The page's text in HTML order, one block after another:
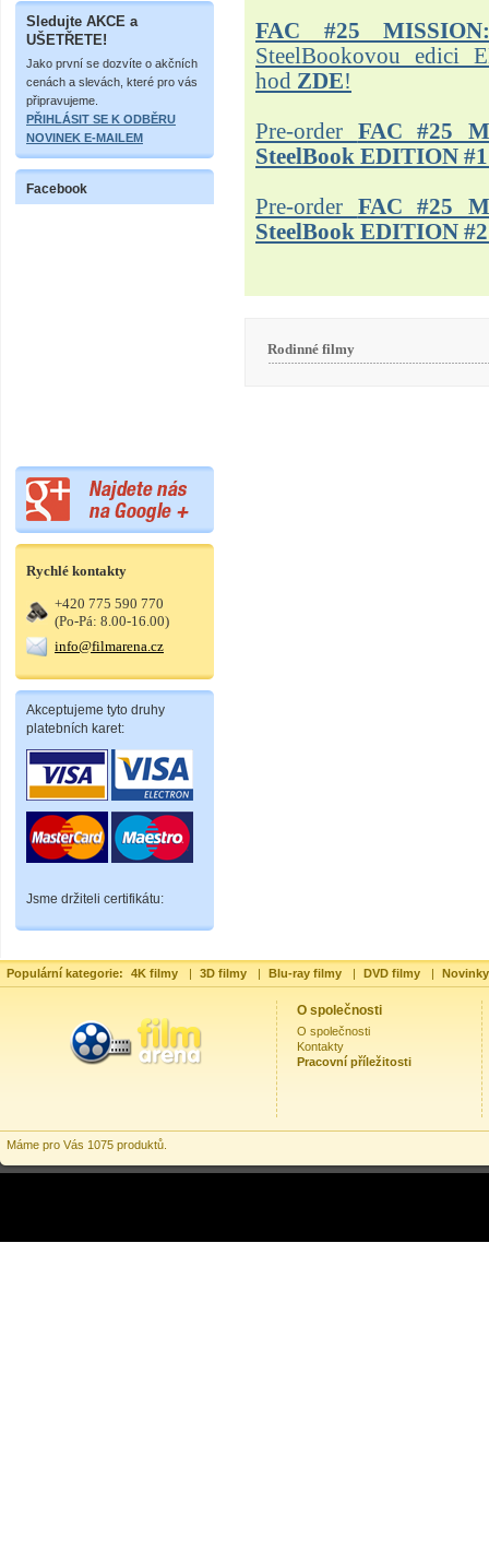
Sledujte AKCE a
UŠETŘETE!
Jako první se dozvíte o akčních
cenách a slevách, které pro vás
připravujeme.
PŘIHLÁSIT SE K ODBĚRU
NOVINEK E-MAILEM
Facebook
Rychlé kontakty
+420 775 590 770
(Po-Pá: 8.00-16.00)
info@filmarena.cz
Akceptujeme tyto druhy
platebních karet:
Jsme držiteli certifikátu:
FAC #25
SteelBookovou edici
hod ZDE!
Pre-order FAC #25
SteelBook EDITION #1
Pre-order FAC #25
SteelBook EDITION #2
Rodinné filmy
Populární kategorie: 4K filmy | 3D filmy | Blu-ray filmy | DVD filmy |
O společnosti
O společnosti
Kontakty
Pracovní příležitosti
Máme pro Vás 1075 produktů.